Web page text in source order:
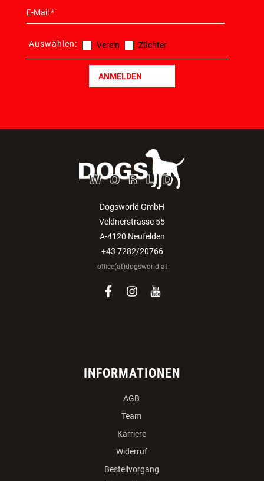
Auswählen: Verein Züchter
ANMELDEN
Dogsworld GmbH
Veldnerstrasse 55
A-4120 Neufelden
+43 7282/20766
office(at)dogsworld.at
facebook
instagram
youtube
INFORMATIONEN
AGB
Team
Karriere
Widerruf
Bestellvorgang